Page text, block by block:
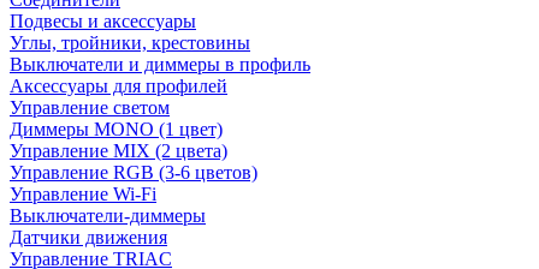
Подвесы и аксессуары
Углы, тройники, крестовины
Выключатели и диммеры в профиль
Аксессуары для профилей
Управление светом
Диммеры MONO (1 цвет)
Управление MIX (2 цвета)
Управление RGB (3-6 цветов)
Управление Wi-Fi
Выключатели-диммеры
Датчики движения
Управление TRIAC